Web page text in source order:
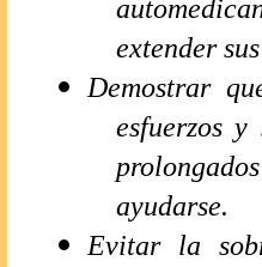
extender
Demostrar
esfuerzos
ayudarse.
Evitar la